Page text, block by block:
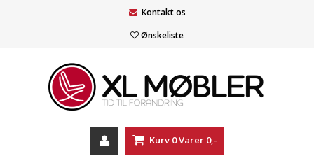
Kontakt os
Ønskeliste
Kurv 0Varer 0,-